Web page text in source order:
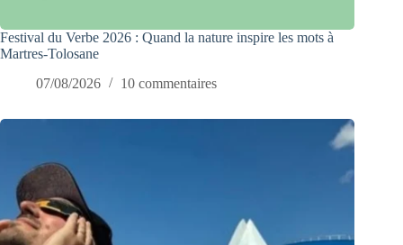
Festival du Verbe 2026 : Quand la nature inspire les mots à
Martres-Tolosane
07/08/2026
10 commentaires